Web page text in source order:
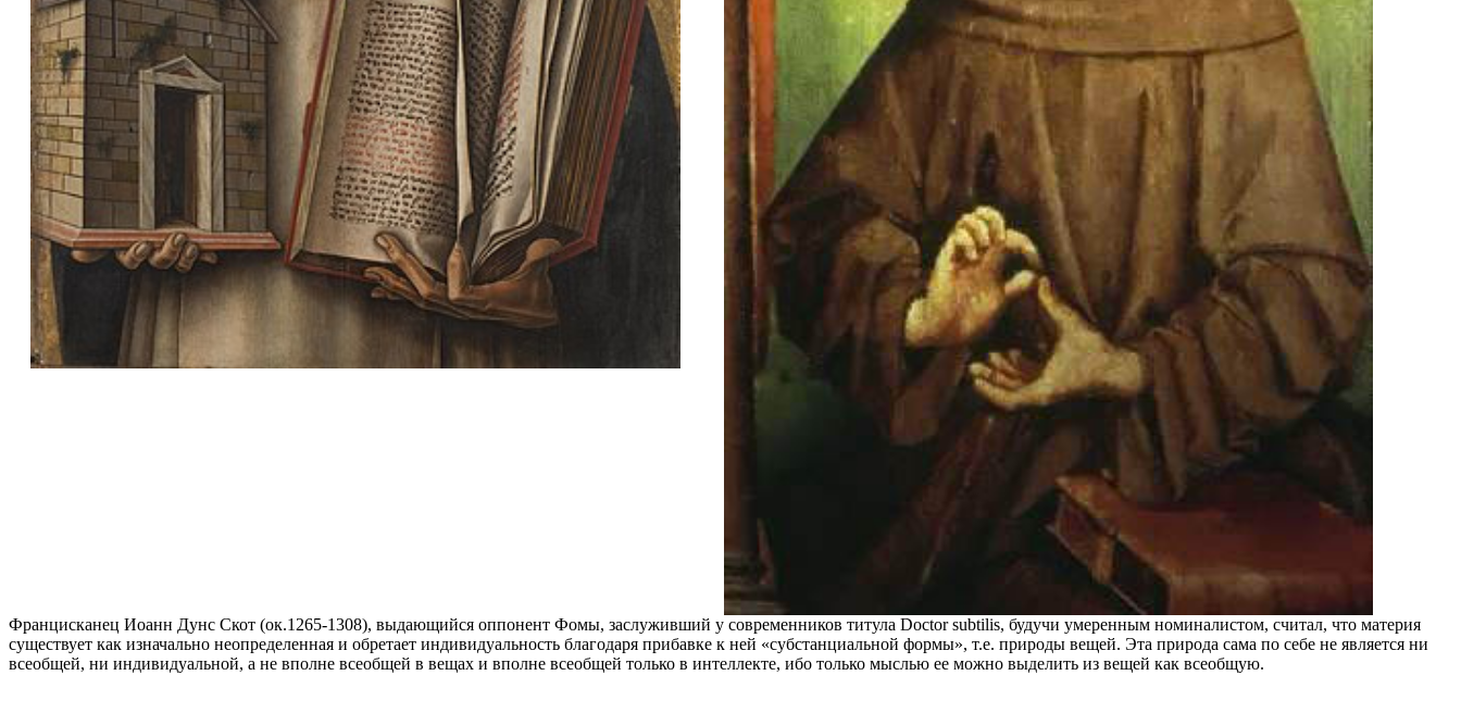
Францисканец Иоанн Дунс Скот (ок.1265-1308), выдающийся оппонент Фомы, заслуживший у современников титула Doctor subtilis, будучи умеренным номиналистом, считал, что материя
существует как изначально неопределенная и обретает индивидуальность благодаря прибавке к ней «субстанциальной формы», т.е. природы вещей. Эта природа сама по себе не является ни
всеобщей, ни индивидуальной, а не вполне всеобщей в вещах и вполне всеобщей только в интеллекте, ибо только мыслью ее можно выделить из вещей как всеобщую.